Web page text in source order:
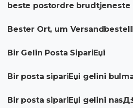
beste postordre brudtjeneste
Bester Ort, um
Bir Gelin Posta SipariЕџi
Bir posta sipariЕџi gelini
Bir posta sipariЕџi gelini